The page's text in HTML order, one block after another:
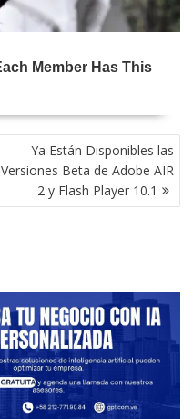
Ya Están Disponibles las
Versiones Beta de Adobe AIR
2 y Flash Player 10.1